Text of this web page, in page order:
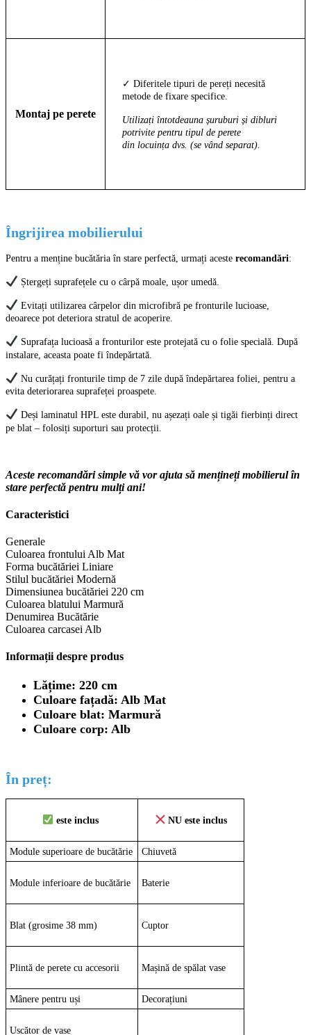
Montaj pe perete
✓ Diferitele tipuri de pereți necesită
metode de fixare specifice.
Utilizați întotdeauna șuruburi și dibluri
potrivite pentru tipul de perete
din locuința dvs. (se vând separat).
Îngrijirea mobilierului
Pentru a menține bucătăria în stare perfectă, urmați aceste recomandări:
Ștergeți suprafețele cu o cârpă moale, ușor umedă.
Evitați utilizarea cârpelor din microfibră pe fronturile lucioase,
deoarece pot deteriora stratul de acoperire.
Suprafața lucioasă a fronturilor este protejată cu o folie specială. După
instalare, aceasta poate fi îndepărtată.
Nu curățați fronturile timp de 7 zile după îndepărtarea foliei, pentru a
evita deteriorarea suprafeței proaspete.
Deși laminatul HPL este durabil, nu așezați oale și tigăi fierbinți direct
pe blat – folosiți suporturi sau protecții.
Aceste recomandări simple vă vor ajuta să mențineți mobilierul în
stare perfectă pentru mulți ani!
Caracteristici
Generale
Culoarea frontului Alb Mat
Forma bucătăriei Liniare
Stilul bucătăriei Modernă
Dimensiunea bucătăriei 220 cm
Culoarea blatului Marmură
Denumirea Bucătărie
Culoarea carcasei Alb
Informații despre produs
Lățime: 220 cm
Culoare fațadă: Alb Mat
Culoare blat: Marmură
Culoare corp: Alb
În preț:
este inclus NU este inclus
Module superioare de bucătărie Chiuvetă
Module inferioare de bucătărie Baterie
Blat (grosime 38 mm) Cuptor
Plintă de perete cu accesorii Mașină de spălat vase
Mânere pentru uși Decorațiuni
Uscător de vase